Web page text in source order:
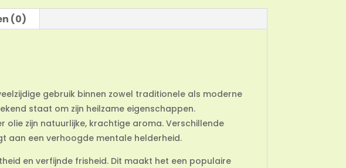
(0)
gebruik binnen zowel traditionele als moderne
staat om zijn heilzame eigenschappen.
zijn natuurlijke, krachtige aroma. Verschillende
aan een verhoogde mentale helderheid.
en verfijnde frisheid. Dit maakt het een populaire